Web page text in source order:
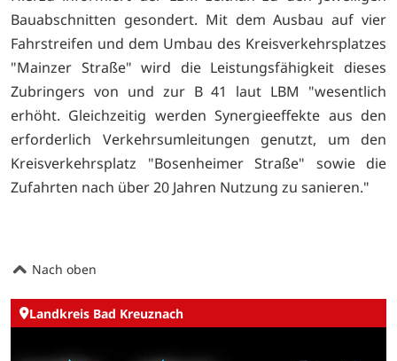
Bauabschnitten gesondert. Mit dem Ausbau auf vier
Fahrstreifen und dem Umbau des Kreisverkehrsplatzes
"Mainzer Straße" wird die Leistungsfähigkeit dieses
Zubringers von und zur B 41 laut LBM "wesentlich
erhöht. Gleichzeitig werden Synergieeffekte aus den
erforderlich Verkehrsumleitungen genutzt, um den
Kreisverkehrsplatz "Bosenheimer Straße" sowie die
Zufahrten nach über 20 Jahren Nutzung zu sanieren."
Nach oben
Landkreis Bad Kreuznach